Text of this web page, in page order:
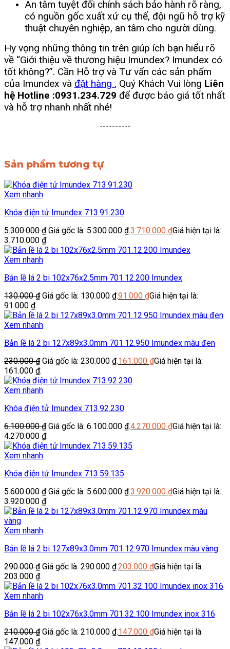
An tâm tuyệt đối chính sách bảo hành rõ ràng,
có nguồn gốc xuất xứ cụ thể, đội ngũ hỗ trợ kỹ
thuật chuyên nghiệp, an tâm cho người dùng.
Hy vọng những thông tin trên giúp ích bạn hiểu rõ
về “Giới thiệu về thương hiệu Imundex? Imundex có
tốt không?”. Cần Hỗ trợ và Tư vấn các sản phẩm
của Imundex và đặt hàng , Quý Khách Vui lòng Liên
hệ Hotline :0931.234.729 để được báo giá tốt nhất
và hỗ trợ nhanh nhất nhé!
----------
Sản phẩm tương tự
Xem nhanh
Khóa điện tử Imundex 713.91.230
5.300.000₫ Giá gốc là: 5.300.000 ₫.3.710.000 ₫Giá hiện tại là:
3.710.000 ₫.
Xem nhanh
Bản lề lá 2 bi 102x76x2.5mm 701.12.200 Imundex
130.000₫ Giá gốc là: 130.000 ₫.91.000 ₫Giá hiện tại là:
91.000 ₫.
Xem nhanh
Bản lề lá 2 bi 127x89x3.0mm 701.12.950 Imundex màu đen
230.000₫ Giá gốc là: 230.000 ₫.161.000 ₫Giá hiện tại là:
161.000 ₫.
Xem nhanh
Khóa điện tử Imundex 713.92.230
6.100.000₫ Giá gốc là: 6.100.000 ₫.4.270.000 ₫Giá hiện tại là:
4.270.000 ₫.
Xem nhanh
Khóa điện tử Imundex 713.59.135
5.600.000₫ Giá gốc là: 5.600.000 ₫.3.920.000 ₫Giá hiện tại là:
3.920.000 ₫.
Xem nhanh
Bản lề lá 2 bi 127x89x3.0mm 701.12.970 Imundex màu vàng
290.000₫ Giá gốc là: 290.000 ₫.203.000 ₫Giá hiện tại là:
203.000 ₫.
Xem nhanh
Bản lề lá 2 bi 102x76x3.0mm 701.32.100 Imundex inox 316
210.000₫ Giá gốc là: 210.000 ₫.147.000 ₫Giá hiện tại là:
147.000 ₫.